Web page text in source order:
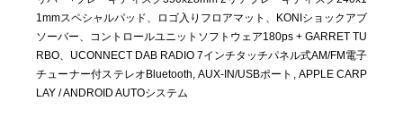
1mmスペシャルパッド、ロゴ入りフロアマット、KONIショックアブ
ソーバー、コントロールユニットソフトウェア180ps + GARRET TU
RBO、UCONNECT DAB RADIO 7インチタッチパネル式AM/FM電子
チューナー付ステレオBluetooth, AUX-IN/USBポート, APPLE CARP
LAY / ANDROID AUTOシステム